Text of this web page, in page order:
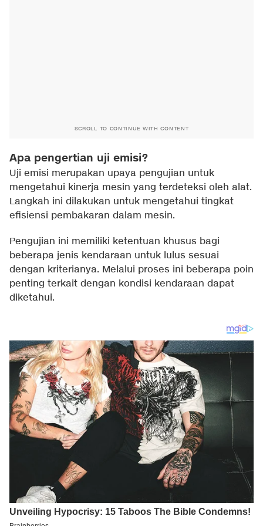
SCROLL TO CONTINUE WITH CONTENT
Apa pengertian uji emisi?
Uji emisi merupakan upaya pengujian untuk
mengetahui kinerja mesin yang terdeteksi oleh alat.
Langkah ini dilakukan untuk mengetahui tingkat
efisiensi pembakaran dalam mesin.
Pengujian ini memiliki ketentuan khusus bagi
beberapa jenis kendaraan untuk lulus sesuai
dengan kriterianya. Melalui proses ini beberapa poin
penting terkait dengan kondisi kendaraan dapat
diketahui.